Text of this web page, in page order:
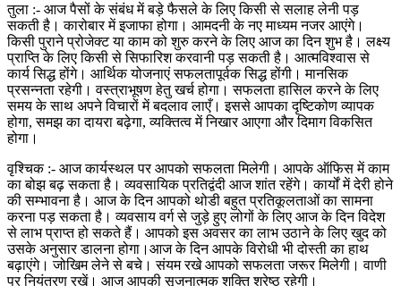
तुला :- आज पैसों के संबंध में बड़े फैसले के लिए किसी से सलाह लेनी पड़
सकती है। कारोबार में इजाफा होगा। आमदनी के नए माध्यम नजर आएंगे।
किसी पुराने प्रोजेक्ट या काम को शुरु करने के लिए आज का दिन शुभ है। लक्ष्य
प्राप्ति के लिए किसी से सिफारिश करवानी पड़ सकती है। आत्मविश्वास से
कार्य सिद्ध होंगे। आर्थिक योजनाएं सफलतापूर्वक सिद्ध होंगी। मानसिक
प्रसन्नता रहेगी। वस्त्राभूषण हेतु खर्च होगा। सफलता हासिल करने के लिए
समय के साथ अपने विचारों में बदलाव लाएँ। इससे आपका दृष्टिकोण व्यापक
होगा, समझ का दायरा बढ़ेगा, व्यक्तित्व में निखार आएगा और दिमाग विकसित
होगा।
वृश्चिक :- आज कार्यस्थल पर आपको सफलता मिलेगी। आपके ऑफिस में काम
का बोझ बढ़ सकता है। व्यवसायिक प्रतिद्वंदी आज शांत रहेंगे। कार्यों में देरी होने
की सम्भावना है। आज के दिन आपको थोडी बहुत प्रतिकूलताओं का सामना
करना पड़ सकता है। व्यवसाय वर्ग से जुड़े हुए लोगों के लिए आज के दिन विदेश
से लाभ प्राप्त हो सकते हैं। आपको इस अवसर का लाभ उठाने के लिए खुद को
उसके अनुसार डालना होगा।आज के दिन आपके विरोधी भी दोस्ती का हाथ
बढ़ाएंगे। जोखिम लेने से बचे। संयम रखे आपको सफलता जरूर मिलेगी। वाणी
पर नियंत्रण रखें। आज आपकी सृजनात्मक शक्ति श्रेष्ठ रहेगी।